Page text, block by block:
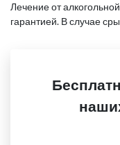
Лечение от
гарантией. В случае